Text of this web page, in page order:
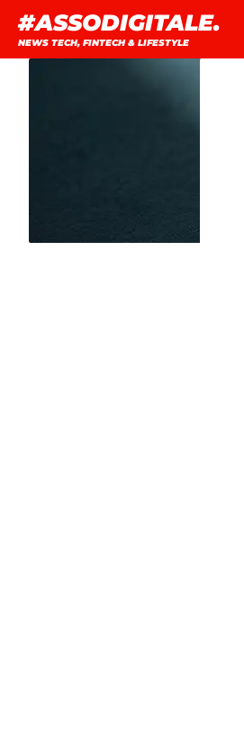
contenuto
#ASSODIGITALE.
NEWS TECH, FINTECH & LIFESTYLE